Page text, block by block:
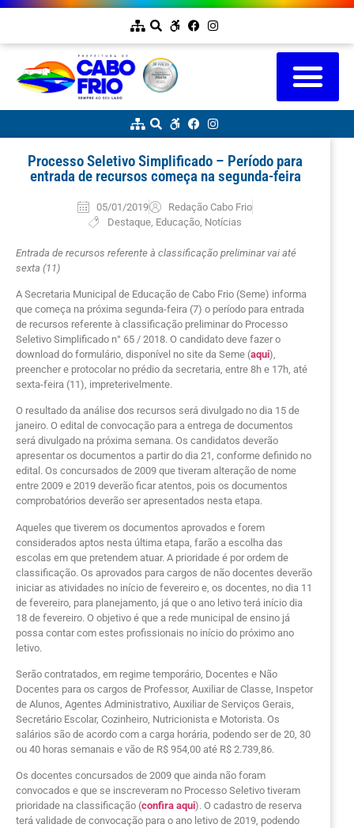
Processo Seletivo Simplificado – Período para
entrada de recursos começa na segunda-feira
05/01/2019
Redação Cabo Frio
Destaque, Educação, Notícias
Entrada de recursos referente à classificação preliminar vai até
sexta (11)
A Secretaria Municipal de Educação de Cabo Frio (Seme) informa
que começa na próxima segunda-feira (7) o período para entrada
de recursos referente à classificação preliminar do Processo
Seletivo Simplificado n° 65 / 2018. O candidato deve fazer o
download do formulário, disponível no site da Seme (aqui),
preencher e protocolar no prédio da secretaria, entre 8h e 17h, até
sexta-feira (11), impreterivelmente.
O resultado da análise dos recursos será divulgado no dia 15 de
janeiro. O edital de convocação para a entrega de documentos
será divulgado na próxima semana. Os candidatos deverão
apresentar os documentos a partir do dia 21, conforme definido no
edital. Os concursados de 2009 que tiveram alteração de nome
entre 2009 e 2019 deverão ficar atentos, pois os documentos
comprobatórios deverão ser apresentados nesta etapa.
Aqueles que tiverem os documentos aprovados e forem
considerados aptos nesta última etapa, farão a escolha das
escolas em que pretendem atuar. A prioridade é por ordem de
classificação. Os aprovados para cargos de não docentes deverão
iniciar as atividades no início de fevereiro e, os docentes, no dia 11
de fevereiro, para planejamento, já que o ano letivo terá início dia
18 de fevereiro. O objetivo é que a rede municipal de ensino já
possa contar com estes profissionais no início do próximo ano
letivo.
Serão contratados, em regime temporário, Docentes e Não
Docentes para os cargos de Professor, Auxiliar de Classe, Inspetor
de Alunos, Agentes Administrativo, Auxiliar de Serviços Gerais,
Secretário Escolar, Cozinheiro, Nutricionista e Motorista. Os
salários são de acordo com a carga horária, podendo ser de 20, 30
ou 40 horas semanais e vão de R$ 954,00 até R$ 2.739,86.
Os docentes concursados de 2009 que ainda não foram
convocados e que se inscreveram no Processo Seletivo tiveram
prioridade na classificação (confira aqui). O cadastro de reserva
terá validade de convocação para o ano letivo de 2019, podendo